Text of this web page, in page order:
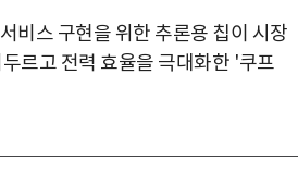
비스 구현을 위한 추론용 칩이 시장
르고 전력 효율을 극대화한 '쿠프